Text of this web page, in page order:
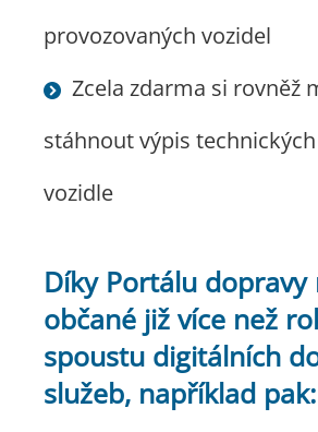
provozovaných vozidel
Zcela zdarma si rovněž
stáhnout výpis
vozidle
Díky Portálu
občané již více než
spoustu digitálních
služeb, například pak: